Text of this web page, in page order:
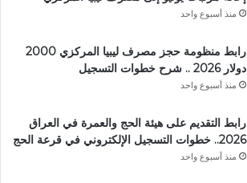
منذ أسبوع واحد
رابط منظومة حجز مصرف ليبيا المركزي 2000
دولار 2026 .. شرح خطوات التسجيل
منذ أسبوع واحد
رابط التقديم على هيئة الحج والعمرة في العراق
2026.. خطوات التسجيل الإلكتروني في قرعة الحج
منذ أسبوع واحد